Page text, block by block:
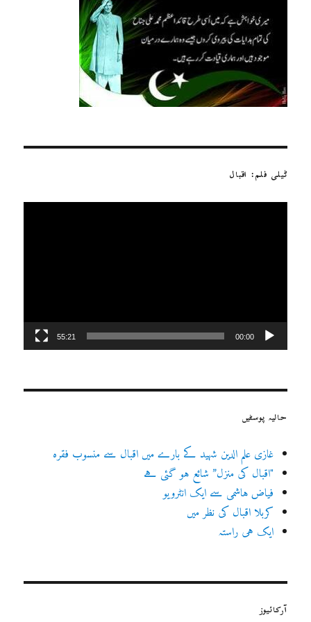
ٹیلی فلم: اقبال
00:00
55:21
حالیہ پوسٹیں
غازی علم الدین شہید کے بارے میں اقبال سے منسوب فقرہ
"اقبال کی منزل” شائع ہو گئی ہے
فیاض ہاشمی سے ایک انٹرویو
کربلا اقبال کی نظر میں
ایک ہی راستہ
آرکائیوز